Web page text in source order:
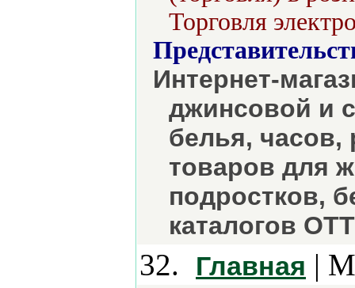
Торговля
Интернет-
джинсовой и
белья, часов,
товаров для
подростков,
каталогов
32. Главная |